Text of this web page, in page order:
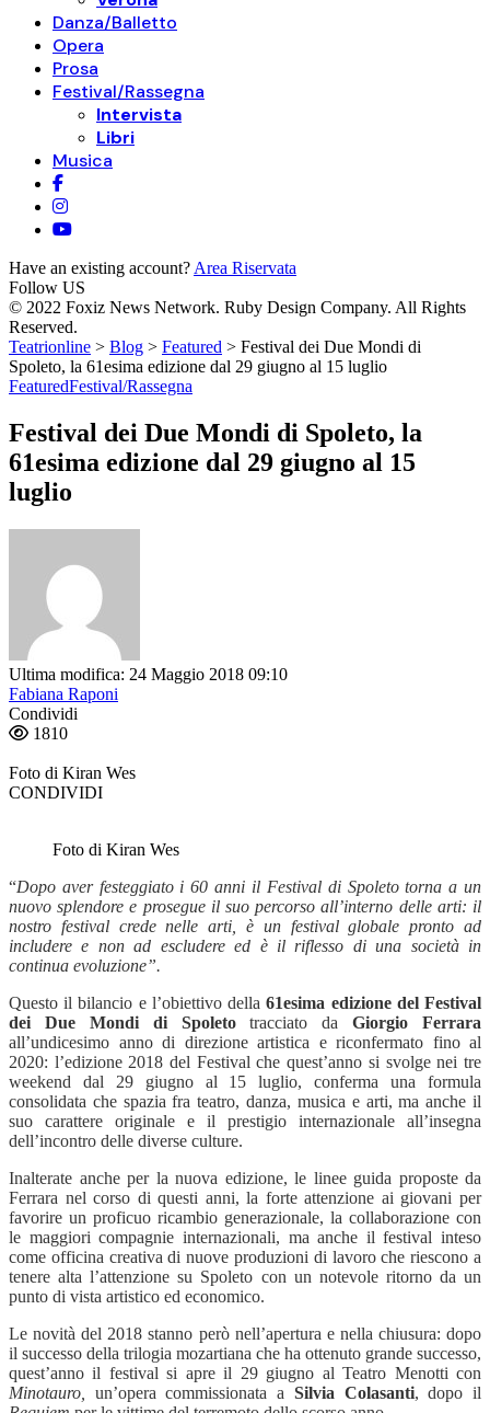
Danza/Balletto
Opera
Prosa
Festival/Rassegna
Intervista
Libri
Musica
Have an existing account? Area Riservata
Follow US
© 2022 Foxiz News Network. Ruby Design Company. All Rights
Reserved.
Teatrionline > Blog > Featured > Festival dei Due Mondi di
Spoleto, la 61esima edizione dal 29 giugno al 15 luglio
FeaturedFestival/Rassegna
Festival dei Due Mondi di Spoleto, la
61esima edizione dal 29 giugno al 15
luglio
Ultima modifica: 24 Maggio 2018 09:10
Fabiana Raponi
Condividi
1810
Foto di Kiran Wes
CONDIVIDI
Foto di Kiran Wes
“Dopo aver festeggiato i 60 anni il Festival di Spoleto torna a un
nuovo splendore e prosegue il suo percorso all’interno delle arti: il
nostro festival crede nelle arti, è un festival globale pronto ad
includere e non ad escludere ed è il riflesso di una società in
continua evoluzione”.
Questo il bilancio e l’obiettivo della 61esima edizione del Festival
dei Due Mondi di Spoletotracciato daGiorgio Ferrara
all’undicesimo anno di direzione artistica e riconfermato fino al
2020: l’edizione 2018 del Festival che quest’anno si svolge nei tre
weekend dal 29 giugno al 15 luglio, conferma una formula
consolidata che spazia fra teatro, danza, musica e arti, ma anche il
suo carattere originale e il prestigio internazionale all’insegna
dell’incontro delle diverse culture.
Inalterate anche per la nuova edizione, le linee guida proposte da
Ferrara nel corso di questi anni, la forte attenzione ai giovani per
favorire un proficuo ricambio generazionale, la collaborazione con
le maggiori compagnie internazionali, ma anche il festival inteso
come officina creativa di nuove produzioni di lavoro che riescono a
tenere alta l’attenzione su Spoleto con un notevole ritorno da un
punto di vista artistico ed economico.
Lenovitàdel 2018 stanno però nell’apertura e nella chiusura: dopo
il successo della trilogia mozartiana che ha ottenuto grande successo,
quest’anno il festival si apre il 29 giugno al Teatro Menotti con
Minotauro, un’opera commissionata a Silvia Colasanti,dopo il